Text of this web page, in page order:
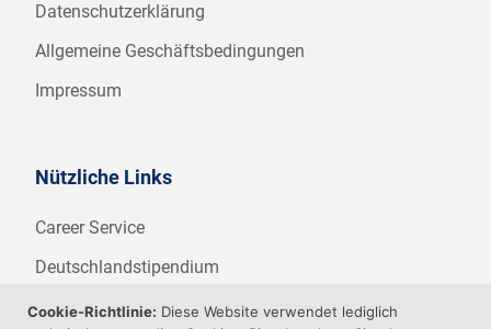
Datenschutzerklärung
Allgemeine Geschäftsbedingungen
Impressum
Nützliche Links
Career Service
Deutschlandstipendium
WHZ Firmenstipendium
Cookie-Richtlinie: Diese Website verwendet lediglich